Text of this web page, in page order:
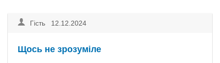
Гість 12.12.2024
Щось не зрозуміле